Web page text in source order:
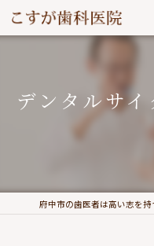
デンタルサ